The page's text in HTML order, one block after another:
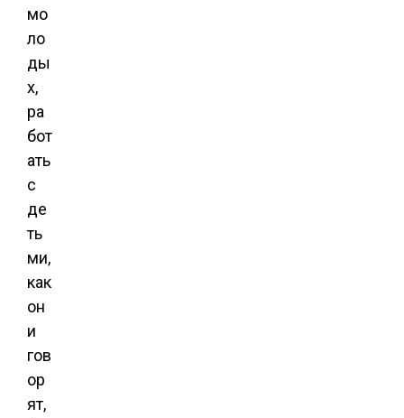
мо
ло
ды
х,
ра
бот
ать
с
де
ть
ми,
как
он
и
гов
ор
ят,